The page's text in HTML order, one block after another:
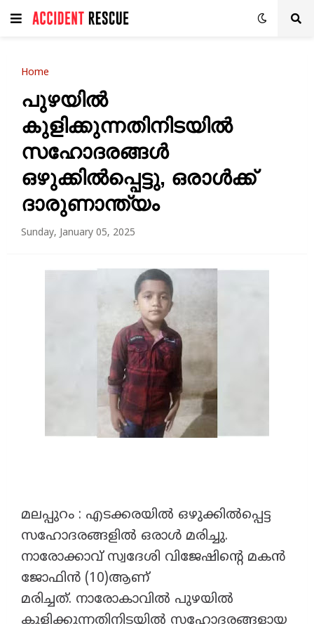
Home
പുഴയിൽ
കുളിക്കുന്നതിനിടയിൽ
സഹോദരങ്ങൾ
ഒഴുക്കിൽപ്പെട്ടു, ഒരാൾക്ക്
ദാരുണാന്ത്യം
Sunday, January 05, 2025
മലപ്പുറം : എടക്കരയിൽ ഒഴുക്കിൽപ്പെട്ട
സഹോദരങ്ങളിൽ ഒരാൾ മരിച്ചു.
നാരോക്കാവ് സ്വദേശി വിജേഷിന്റെ മകൻ
ജോഫിൻ (10)ആണ്
മരിച്ചത്. നാരോകാവിൽ പുഴയിൽ